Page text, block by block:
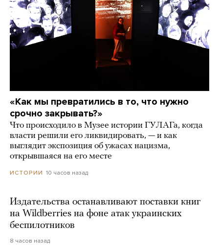
«Как мы превратились в то, что нужно
срочно закрывать?»
Что происходило в Музее истории ГУЛАГа, когда
власти решили его ликвидировать, — и как
выглядит экспозиция об ужасах нацизма,
открывшаяся на его месте
ИСТОРИИ 10 часов назад
Издательства останавливают поставки книг
на Wildberries на фоне атак украинских
беспилотников
8 часов назад